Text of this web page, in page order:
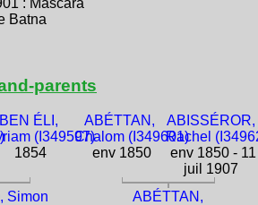
: Mascara
Batna
parents
BEN ÉLI,
(I349597)
1854
ABÉTTAN,
Chalom (I349601)
env 1850
ABISSÉROR,
Rachel
env 1850 - 11
juil 1907
Simon
ABÉTTAN,